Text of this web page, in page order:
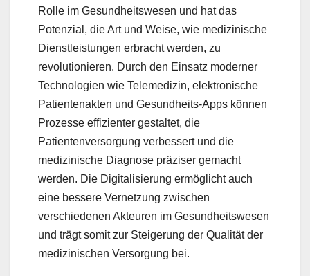
Rolle im Gesundheitswesen und hat das
Potenzial, die Art und Weise, wie medizinische
Dienstleistungen erbracht werden, zu
revolutionieren. Durch den Einsatz moderner
Technologien wie Telemedizin, elektronische
Patientenakten und Gesundheits-Apps können
Prozesse effizienter gestaltet, die
Patientenversorgung verbessert und die
medizinische Diagnose präziser gemacht
werden. Die Digitalisierung ermöglicht auch
eine bessere Vernetzung zwischen
verschiedenen Akteuren im Gesundheitswesen
und trägt somit zur Steigerung der Qualität der
medizinischen Versorgung bei.